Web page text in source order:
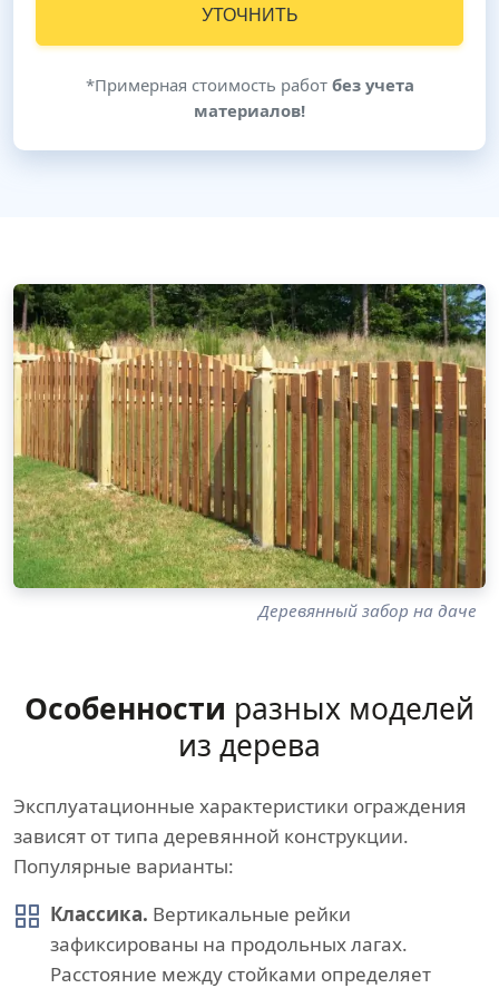
УТОЧНИТЬ
*Примерная стоимость работ без учета
материалов!
Деревянный забор на даче
Особенности разных моделей
из дерева
Эксплуатационные характеристики ограждения
зависят от типа деревянной конструкции.
Популярные варианты:
Классика. Вертикальные рейки
зафиксированы на продольных лагах.
Расстояние между стойками определяет